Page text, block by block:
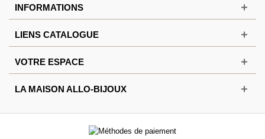
INFORMATIONS
LIENS CATALOGUE
VOTRE ESPACE
LA MAISON ALLO-BIJOUX